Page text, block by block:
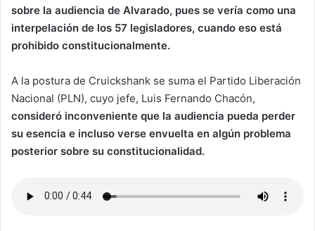
sobre la audiencia de Alvarado, pues se vería como una
interpelación de los 57 legisladores, cuando eso está
prohibido constitucionalmente.
A la postura de Cruickshank se suma el Partido Liberación
Nacional (PLN), cuyo jefe, Luis Fernando Chacón,
consideró inconveniente que la audiencia pueda perder
su esencia e incluso verse envuelta en algún problema
posterior sobre su constitucionalidad.